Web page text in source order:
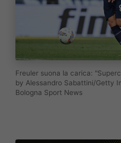
Freuler suona la carica:
by Alessandro Sabattini/Getty
Bologna Sport News